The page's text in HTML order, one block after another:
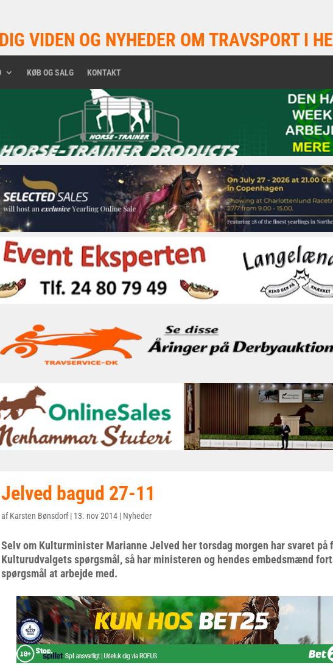
VIDEN OG NYHEDER OM TRAVSPORT I
KØB OG SALG KONTAKT
Jelved bagud 27-11
afKarsten Bønsdorf| 13. nov 2014 | Nyheder
Selv om Kulturminister Marianne Jelved her torsdag morgen har svaret på
Kulturudvalgets spørgsmål, så har ministeren og hendes embedsmænd
spørgsmål at arbejde med.